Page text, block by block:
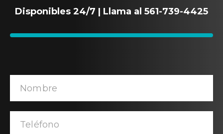
Disponibles 24/7 | Llama al 561-739-4425